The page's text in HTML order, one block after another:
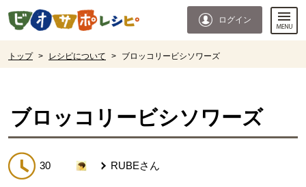
ページの先頭です。
ログイン
トップ > レシピについて > ブロッコリービシソワーズ
ブロッコリービシソワーズ
30 RUBEさん